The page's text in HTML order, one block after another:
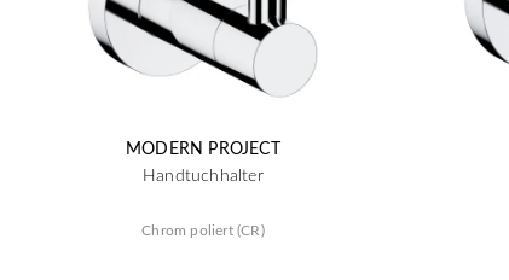
MODERN PROJECT
Handtuchhalter
Chrom poliert (CR)